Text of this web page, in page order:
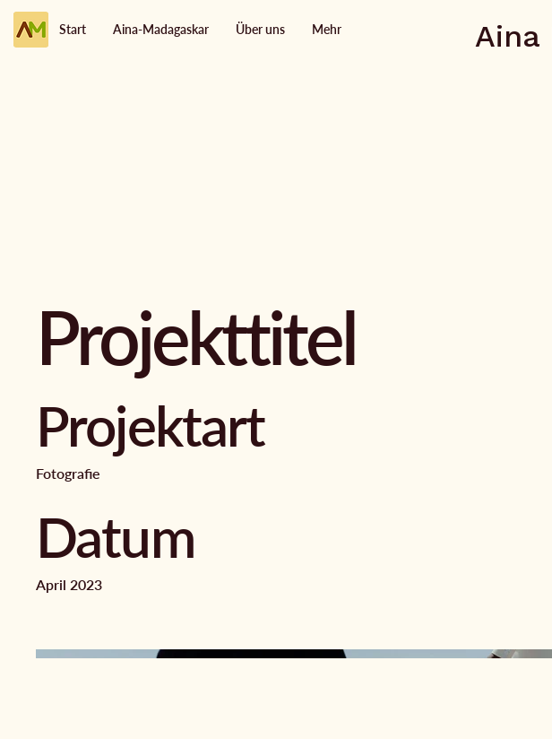
Start Aina-Madagaskar Über uns Mehr Aina
Projekttitel
Projektart
Fotografie
Datum
April 2023